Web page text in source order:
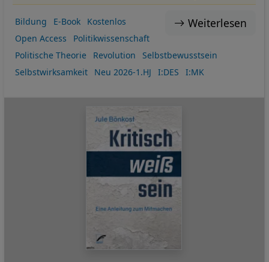
Weiterlesen
Bildung E-Book
Kostenlos
Open Access
Politikwissenschaft
Politische Theorie
Revolution
Selbstbewusstsein
Selbstwirksamkeit
Neu 2026-1.HJ I:DES I:MK